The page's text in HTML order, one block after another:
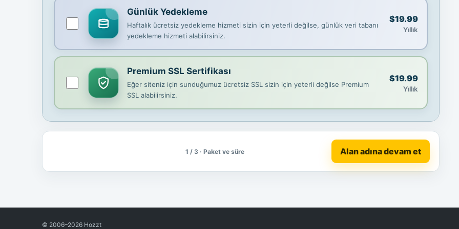
Günlük Yedekleme
Haftalık ücretsiz yedekleme hizmeti sizin için yeterli değilse, günlük veri tabanı
yedekleme hizmeti alabilirsiniz.
$19.99
Yıllık
Premium SSL Sertifikası
Eğer siteniz için sunduğumuz ücretsiz SSL sizin için yeterli değilse Premium
SSL alabilirsiniz.
$19.99
Yıllık
1 / 3 · Paket ve süre Alan adına devam et
© 2006–2026 Hozzt